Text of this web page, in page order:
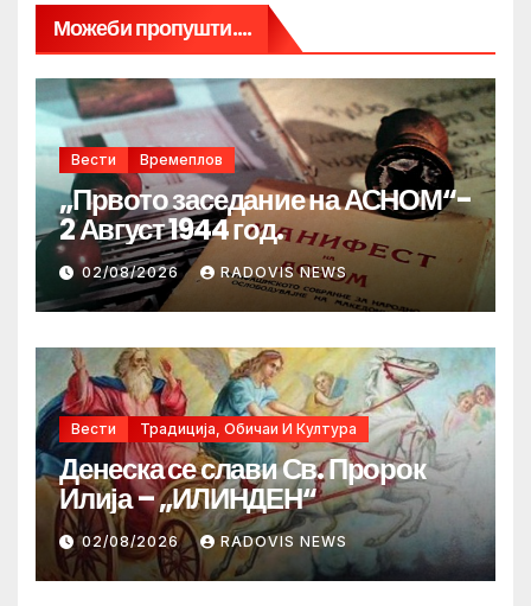
Можеби пропушти....
Вести Времеплов
„Првото заседание на АСНОМ“-
2 Август 1944 год.
02/08/2026 RADOVIS NEWS
Вести Традиција, Обичаи И Култура
Денеска се слави Св. Пророк
Илија – „ИЛИНДЕН“
02/08/2026 RADOVIS NEWS